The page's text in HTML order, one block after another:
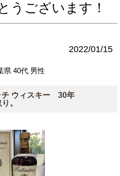
うございます！
2022/01/15
県 40代 男性
チ ウィスキー 30年
。